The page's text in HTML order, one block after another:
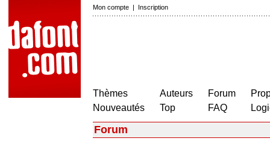
Mon compte | Inscription
Thèmes
Nouveautés
Auteurs
Top
Forum
FAQ
Forum